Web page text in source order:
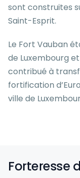
sont construites
Saint-Esprit.
Le Fort Vauban
de Luxembourg
contribué à
fortification
ville de
Forteresse